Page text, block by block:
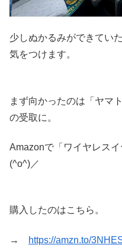
少しぬかるみができてい
気をつけます。
まず向かったのは「ヤマ
の受取に。
Amazonで「ワイヤレス
(^o^)／
購入したのはこちら。
→ https://amzn.to/